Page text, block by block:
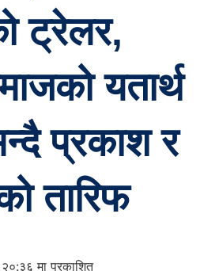
ट्रेलर,
यतार्थ
प्रकाश र
तारिफ
मा प्रकाशित